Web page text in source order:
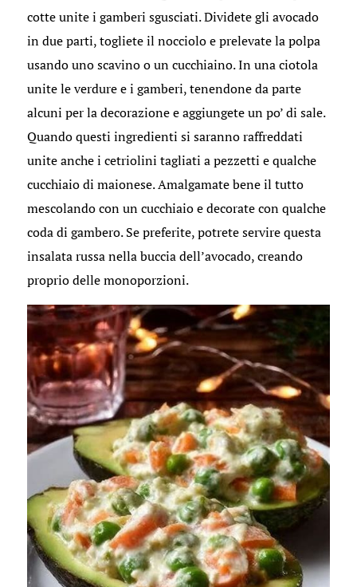
cotte unite i gamberi sgusciati. Dividete gli avocado
in due parti, togliete il nocciolo e prelevate la polpa
usando uno scavino o un cucchiaino. In una ciotola
unite le verdure e i gamberi, tenendone da parte
alcuni per la decorazione e aggiungete un po’ di sale.
Quando questi ingredienti si saranno raffreddati
unite anche i cetriolini tagliati a pezzetti e qualche
cucchiaio di maionese. Amalgamate bene il tutto
mescolando con un cucchiaio e decorate con qualche
coda di gambero. Se preferite, potrete servire questa
insalata russa nella buccia dell’avocado, creando
proprio delle monoporzioni.